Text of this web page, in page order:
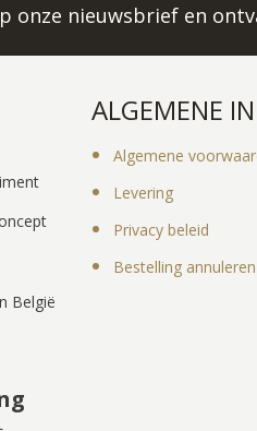
onze nieuwsbrief en
België
ALGEMENE
Algemene
Levering
Privacy beleid
Bestelling annuleren